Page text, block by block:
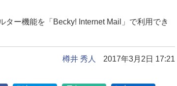
ター機能を「Becky! Internet Mail」で利用でき
樽井 秀人 2017年3月2日 17:21